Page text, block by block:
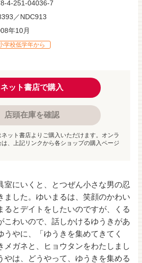
室にいくと、とつぜん小さな男の忍
ました。ゆいまるは、笑顔のかわい
るとデイトをしたいのですが、くる
こわいので、話しかけるゆうきがあ
うやに、「ゆうきを集めてきてく
メガネと、ヒョウタンをわたしまし
は、どうやって、ゆうきを集める
4-251-04036-7
／NDC913
年10月
学校低学年から
ネット書店で購入
店頭在庫を確認
ット書店よりご購入いただけます。オンラ
、上記リンクから各ショップの購入ページ